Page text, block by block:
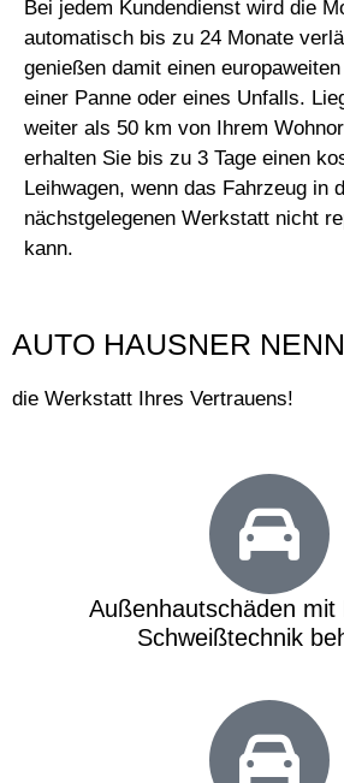
Bei jedem Kundendienst wird die
automatisch bis zu 24 Monate
genießen damit einen
einer Panne oder eines Unfalls.
weiter als 50 km von Ihrem
erhalten Sie bis zu 3 Tage einen
Leihwagen, wenn das Fahrzeug in
nächstgelegenen Werkstatt nicht
kann.
AUTO HAUSNER
die Werkstatt Ihres Vertrauens!
Außenhautschäden mit
Schweißtechnik